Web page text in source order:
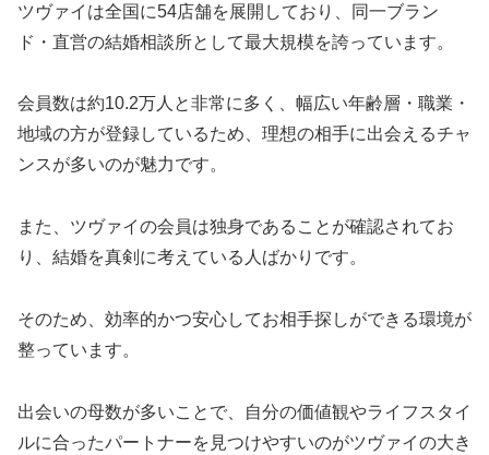
ツヴァイは全国に54店舗を展開しており、同一ブラン
ド・直営の結婚相談所として最大規模を誇っています。
会員数は約10.2万人と非常に多く、幅広い年齢層・職業・
地域の方が登録しているため、理想の相手に出会えるチャ
ンスが多いのが魅力です。
また、ツヴァイの会員は独身であることが確認されてお
り、結婚を真剣に考えている人ばかりです。
そのため、効率的かつ安心してお相手探しができる環境が
整っています。
出会いの母数が多いことで、自分の価値観やライフスタイ
ルに合ったパートナーを見つけやすいのがツヴァイの大き